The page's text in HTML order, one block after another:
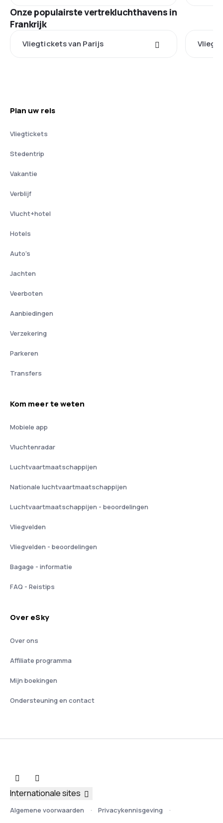
Onze populairste vertrekluchthavens in
Frankrijk
Vliegtickets van Parijs
Plan uw reis
Vliegtickets
Stedentrip
Vakantie
Verblijf
Vlucht+hotel
Hotels
Auto's
Jachten
Veerboten
Aanbiedingen
Verzekering
Parkeren
Transfers
Kom meer te weten
Mobiele app
Vluchtenradar
Luchtvaartmaatschappijen
Nationale luchtvaartmaatschappijen
Luchtvaartmaatschappijen - beoordelingen
Vliegvelden
Vliegvelden - beoordelingen
Bagage - informatie
FAQ - Reistips
Over eSky
Over ons
Affiliate programma
Mijn boekingen
Ondersteuning en contact
Algemene voorwaarden Privacykennisgeving
Internationale sites